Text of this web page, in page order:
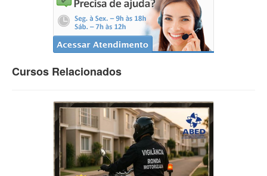
Cursos Relacionados